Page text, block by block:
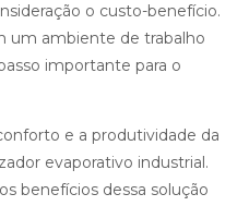
o custo-benefício.
um ambiente de trabalho
importante para o
e a produtividade da
evaporativo industrial.
benefícios dessa solução